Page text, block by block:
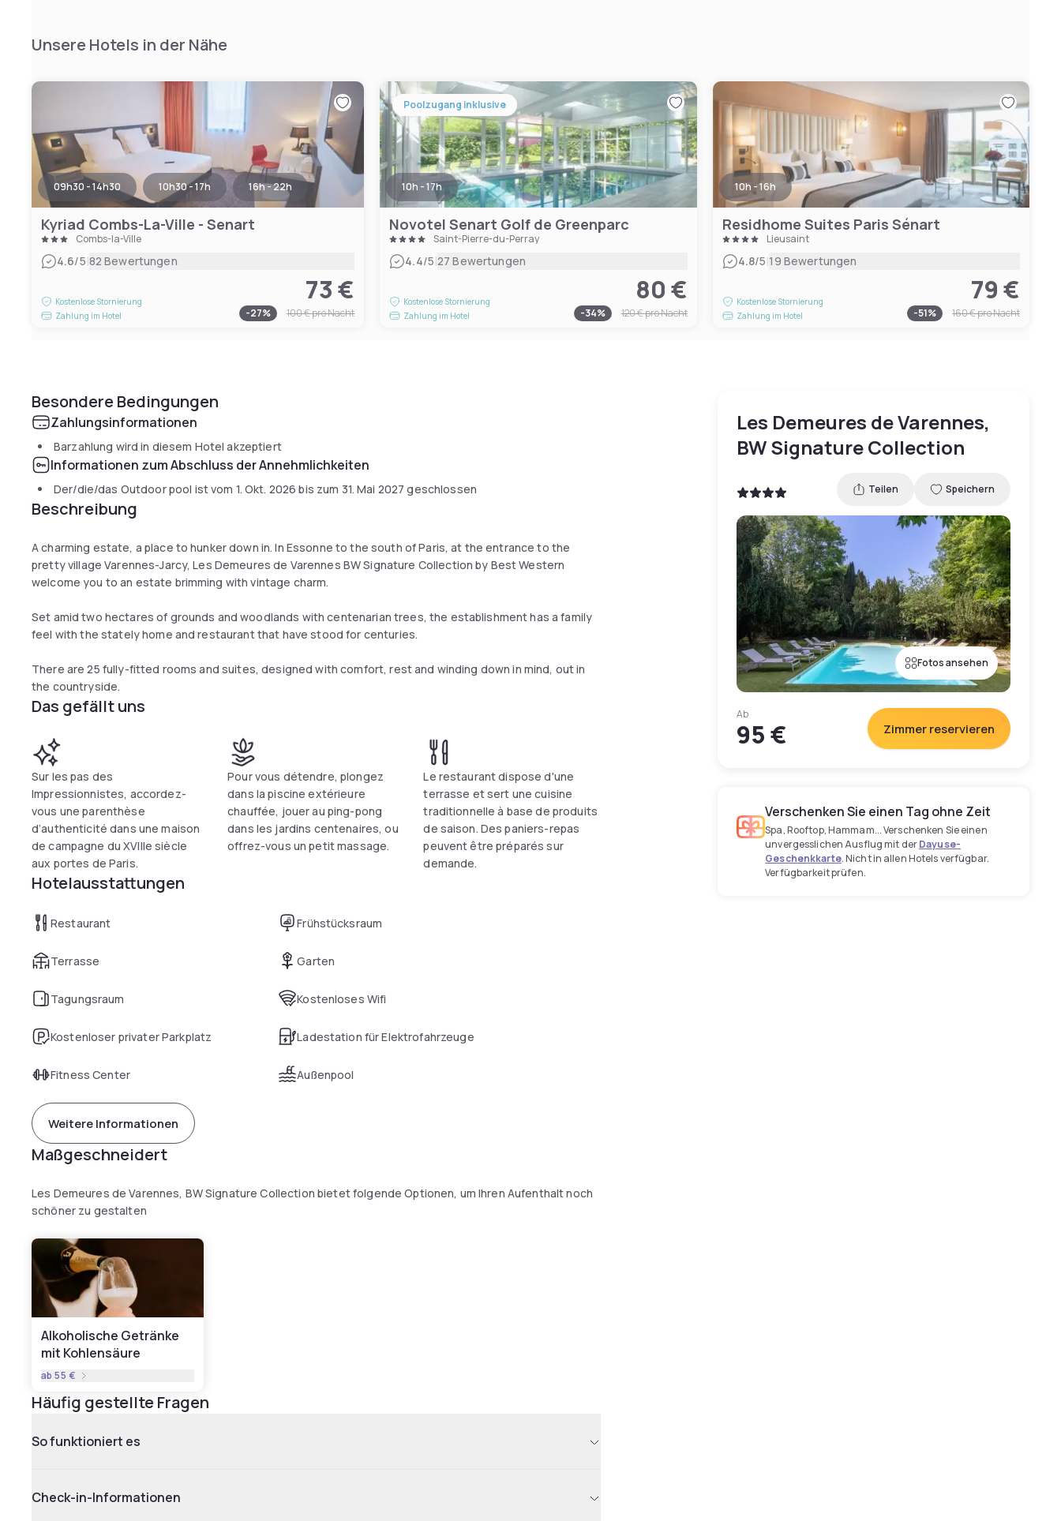
Unsere Hotels in der Nähe
09h30 - 14h30 10h30 - 17h 16h - 22h
Kyriad Combs-La-Ville - Senart
Combs-la-Ville
4.6/5|82 Bewertungen
Kostenlose Stornierung
Zahlung im Hotel
73 €
-27% 100 €pro Nacht
Poolzugang inklusive
10h - 17h
Novotel Senart Golf de Greenparc
Saint-Pierre-du-Perray
4.4/5|27 Bewertungen
Kostenlose Stornierung
Zahlung im Hotel
80 €
-34% 120 €pro Nacht
10h - 16h
Residhome Suites Paris Sénart
Lieusaint
4.8/5|19 Bewertungen
Kostenlose Stornierung
Zahlung im Hotel
79 €
-51% 160 €pro Nacht
Besondere Bedingungen
Zahlungsinformationen
Barzahlung wird in diesem Hotel akzeptiert
Informationen zum Abschluss der Annehmlichkeiten
Der/die/das Outdoor pool ist vom 1. Okt. 2026 bis zum 31. Mai 2027 geschlossen
Beschreibung
A charming estate, a place to hunker down in. In Essonne to the south of Paris, at the entrance to the
pretty village Varennes-Jarcy, Les Demeures de Varennes BW Signature Collection by Best Western
welcome you to an estate brimming with vintage charm.
Set amid two hectares of grounds and woodlands with centenarian trees, the establishment has a family
feel with the stately home and restaurant that have stood for centuries.
There are 25 fully-fitted rooms and suites, designed with comfort, rest and winding down in mind, out in
the countryside.
Das gefällt uns
Sur les pas des
Impressionnistes, accordez-
vous une parenthèse
d’authenticité dans une maison
de campagne du XVIIIe siècle
aux portes de Paris.
Pour vous détendre, plongez
dans la piscine extérieure
chauffée, jouer au ping-pong
dans les jardins centenaires, ou
offrez-vous un petit massage.
Le restaurant dispose d'une
terrasse et sert une cuisine
traditionnelle à base de produits
de saison. Des paniers-repas
peuvent être préparés sur
demande.
Hotelausstattungen
Restaurant Frühstücksraum
Terrasse Garten
Tagungsraum Kostenloses Wifi
Kostenloser privater Parkplatz Ladestation für Elektrofahrzeuge
Fitness Center Außenpool
Weitere Informationen
Maßgeschneidert
Les Demeures de Varennes, BW Signature Collection bietet folgende Optionen, um Ihren Aufenthalt noch
schöner zu gestalten
Alkoholische Getränke
mit Kohlensäure
ab55 €
Häufig gestellte Fragen
So funktioniert es
Check-in-Informationen
Les Demeures de Varennes,
BW Signature Collection
Teilen Speichern
Fotos ansehen
Ab
95 € Zimmer reservieren
Verschenken Sie einen Tag ohne Zeit
Spa, Rooftop, Hammam... Verschenken Sie einen
unvergesslichen Ausflug mit derDayuse-
Geschenkkarte. Nicht in allen Hotels verfügbar.
Verfügbarkeit prüfen.